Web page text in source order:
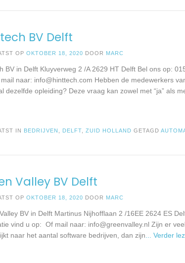
BV Delft
OPOKTOBER 18, 2020 DOOR MARC
BV in Delft Kluyverweg 2 /A 2629 HT Delft Bel ons op:
naar: info@hinttech.com Hebben de medewerkers
dezelfde opleiding? Deze vraag kan zowel met “ja” als
IN BEDRIJVEN DELFT ,ZUID HOLLAND GETAGD
Valley BV Delft
OPOKTOBER 18, 2020 DOOR MARC
BV in Delft Martinus Nijhofflaan 2 /16EE 2624 ES
vind u op: Of mail naar: info@greenvalley.nl Zijn er
naar het aantal software bedrijven, dan zijn ... Verder